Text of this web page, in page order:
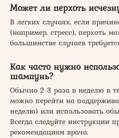
Может ли перхоть
В легких случаях, если
(например, стресс), перхоть
большинстве случаев
Как часто нужно
шампунь?
Обычно 2-3 раза в неделю в
можно перейти на
неделю) или использовать
Всегда следуйте инструкции
рекомендациям врача.